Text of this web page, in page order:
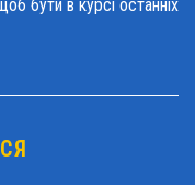
бути в курсі останніх